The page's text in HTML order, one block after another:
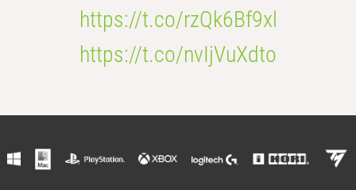
https://t.co/rzQk6Bf9xl
https://t.co/nvIjVuXdto